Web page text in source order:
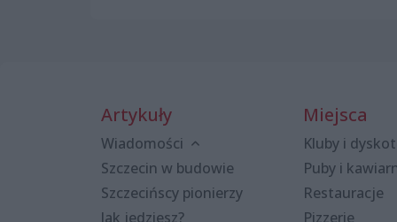
Artykuły
Wiadomości
Szczecin w budowie
Szczecińscy pionierzy
Jak jedziesz?
Miejsca
Kluby i
Puby i
Restauracje
Pizzerie